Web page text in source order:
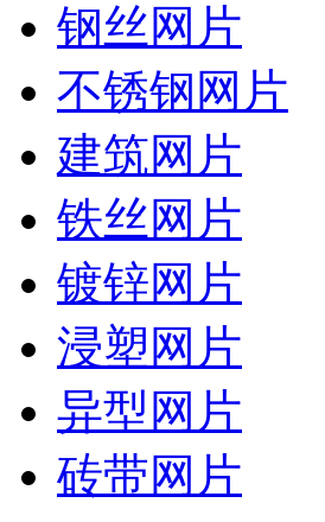
钢丝网片
不锈钢网片
建筑网片
铁丝网片
镀锌网片
浸塑网片
异型网片
砖带网片